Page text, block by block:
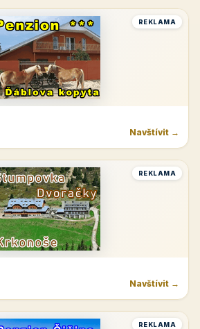
REKLAMA
Navštívit →
REKLAMA
Navštívit →
REKLAMA